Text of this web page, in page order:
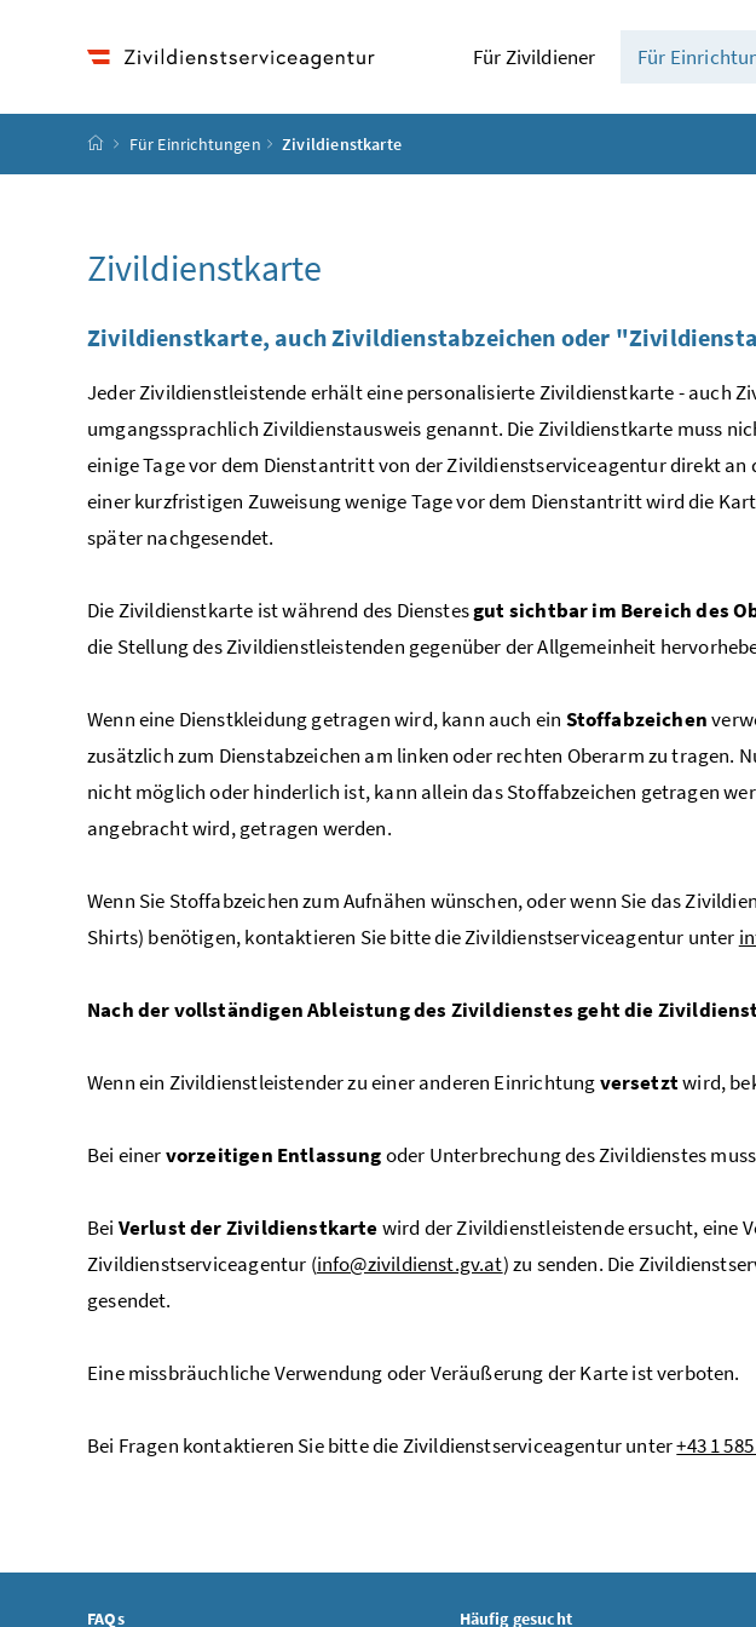
Für Zivildiener Für
Startseite
Für Einrichtungen Zivildienstkarte
Zivildienstkarte
Zivildienstkarte, auch Zivildienstabzeichen oder
Jeder Zivildienstleistende erhält eine personalisierte Zivildienstkarte - auch
umgangssprachlich Zivildienstausweis genannt. Die Zivildienstkarte muss
einige Tage vor dem Dienstantritt von der Zivildienstserviceagentur direkt an
einer kurzfristigen Zuweisung wenige Tage vor dem Dienstantritt wird die
später nachgesendet.
Die Zivildienstkarte ist während des Dienstesgut sichtbar im Bereich des
die Stellung des Zivildienstleistenden gegenüber der Allgemeinheit
Wenn eine Dienstkleidung getragen wird, kann auch ein Stoffabzeichen
zusätzlich zum Dienstabzeichen am linken oder rechten Oberarm zu tragen.
nicht möglich oder hinderlich ist, kann allein das Stoffabzeichen getragen
angebracht wird, getragen werden.
Wenn Sie Stoffabzeichen zum Aufnähen wünschen, oder wenn Sie das
Shirts) benötigen, kontaktieren Sie bitte die Zivildienstserviceagentur unter
Nach der vollständigen Ableistung des Zivildienstes geht die
Wenn ein Zivildienstleistender zu einer anderen Einrichtungversetztwird,
Bei einervorzeitigen Entlassungoder Unterbrechung des Zivildienstes
Bei Verlust der Zivildienstkartewird der Zivildienstleistende ersucht, eine
Zivildienstserviceagentur (info@zivildienst.gv.at) zu senden. Die
gesendet.
Eine missbräuchliche Verwendung oder Veräußerung der Karte ist verboten.
Bei Fragen kontaktieren Sie bitte die Zivildienstserviceagentur unter+43 1
FAQs Häufig gesucht